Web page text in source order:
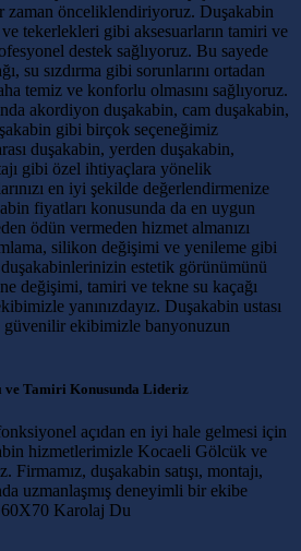
zaman önceliklendiriyoruz. Duşakabin
ve tekerlekleri gibi aksesuarların tamiri ve
destek sağlıyoruz. Bu sayede
su sızdırma gibi sorunlarını ortadan
temiz ve konforlu olmasını sağlıyoruz.
akordiyon duşakabin, cam duşakabin,
gibi birçok seçeneğimiz
duşakabin, yerden duşakabin,
gibi özel ihtiyaçlara yönelik
en iyi şekilde değerlendirmenize
fiyatları konusunda da en uygun
ödün vermeden hizmet almanızı
silikon değişimi ve yenileme gibi
estetik görünümünü
değişimi, tamiri ve tekne su kaçağı
yanınızdayız. Duşakabin ustası
güvenilir ekibimizle banyonuzun
ve Tamiri Konusunda Lideriz
açıdan en iyi hale gelmesi için
hizmetlerimizle Kocaeli Gölcük ve
Firmamız, duşakabin satışı, montajı,
uzmanlaşmış deneyimli bir ekibe
Karolaj Du